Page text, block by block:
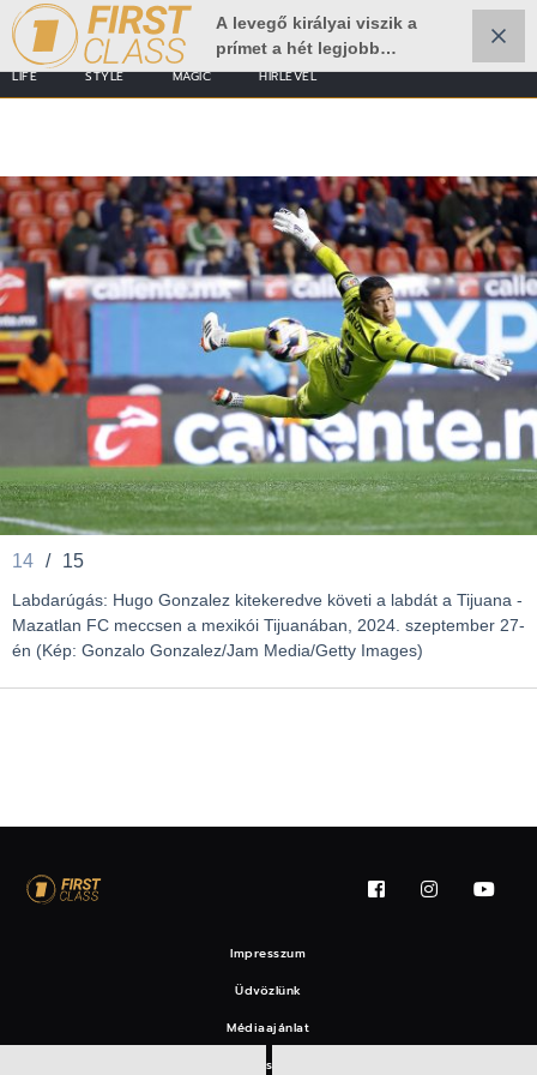
LIFE STYLE MAGIC HÍRLEVÉL
A levegő királyai viszik a
prímet a hét legjobb
sportfotóin
14 / 15
Labdarúgás: Hugo Gonzalez kitekeredve követi a labdát a Tijuana -
Mazatlan FC meccsen a mexikói Tijuanában, 2024. szeptember 27-
én (Kép: Gonzalo Gonzalez/Jam Media/Getty Images)
Impresszum
Üdvözlünk
Médiaajánlat
Felhasználási feltételek